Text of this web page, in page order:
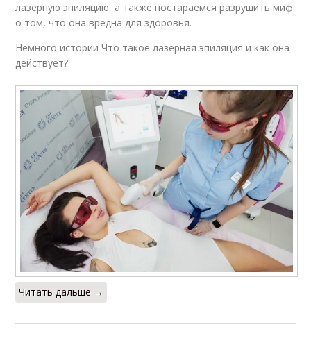
лазерную эпиляцию, а также постараемся разрушить миф
о том, что она вредна для здоровья.
Немного истории Что такое лазерная эпиляция и как она
действует?
Читать дальше →